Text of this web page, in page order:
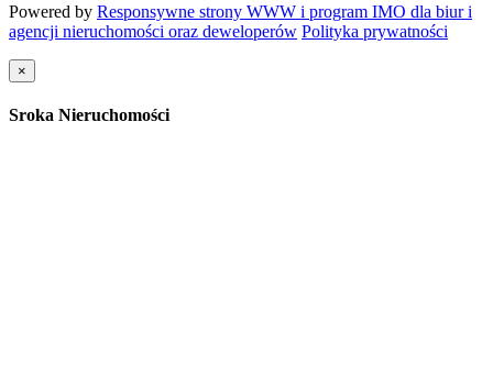
Powered by Responsywne strony WWW i program IMO dla biur i
agencji nieruchomości oraz deweloperów Polityka prywatności
×
Sroka Nieruchomości